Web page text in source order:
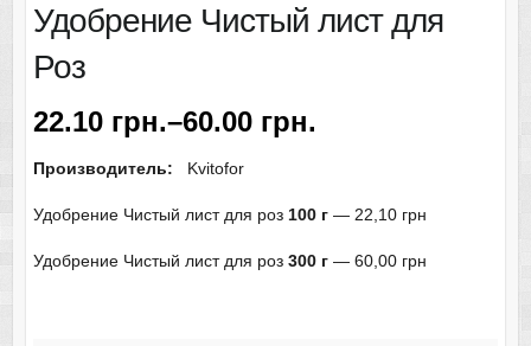
Удобрение Чистый лист для
Роз
22.10 грн.–60.00 грн.
Производитель: Kvitofor
Удобрение Чистый лист для роз 100 г — 22,10 грн
Удобрение Чистый лист для роз 300 г — 60,00 грн